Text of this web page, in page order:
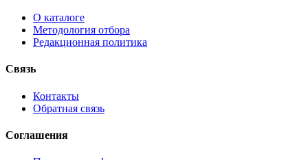
О каталоге
Методология отбора
Редакционная политика
Связь
Контакты
Обратная связь
Соглашения